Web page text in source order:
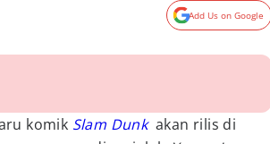
Add Us on Google
komik Slam Dunk akan rilis di